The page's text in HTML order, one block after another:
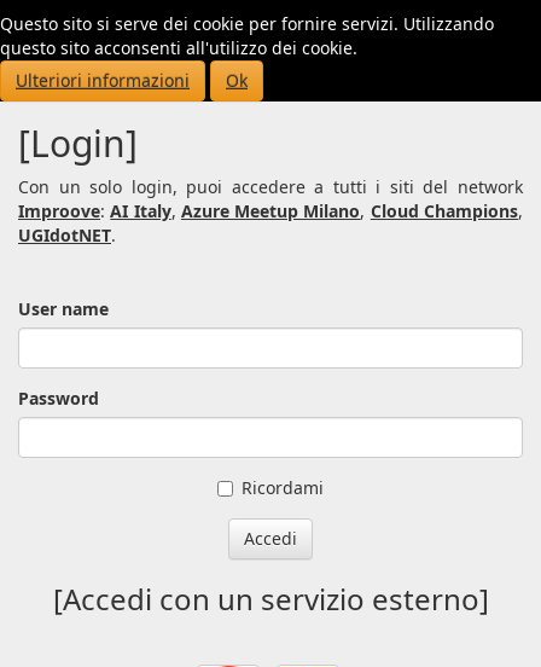
Questo sito si serve dei cookie per fornire servizi. Utilizzando
questo sito acconsenti all'utilizzo dei cookie.
Ulteriori informazioni
Ok
[Login]
Con un solo login, puoi accedere a tutti i siti del network
Improove:AI Italy, Azure Meetup Milano, Cloud Champions,
UGIdotNET.
User name
Password
Ricordami
Accedi
[Accedi con un servizio esterno]